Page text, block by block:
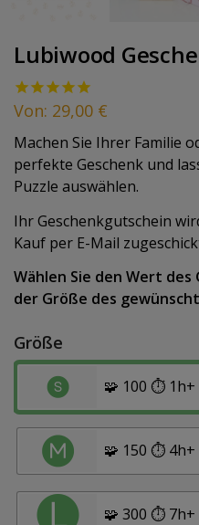
Lubiwood
Von: 29,00 €
Machen Sie Ihrer Familie
perfekte Geschenk und
Puzzle auswählen.
Ihr Geschenkgutschein
Kauf per E-Mail
Wählen Sie den Wert
der Größe des
Größe
🧩 100 ⏱️ 1h+
🧩 150 ⏱️ 4h+
🧩 300 ⏱️ 7h+